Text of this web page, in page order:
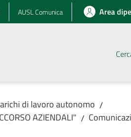
AUSL Comunica Area
di lavoro autonomo /
AZIENDALI" /